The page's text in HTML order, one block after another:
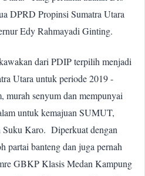
DPRD Propinsi Sumatra Utara
Edy Rahmayadi Ginting.
dari PDIP terpilih menjadi
Utara untuk periode 2019 -
murah senyum dan mempunyai
untuk kemajuan SUMUT,
Suku Karo. Diperkuat dengan
partai banteng dan juga pernah
GBKP Klasis Medan Kampung